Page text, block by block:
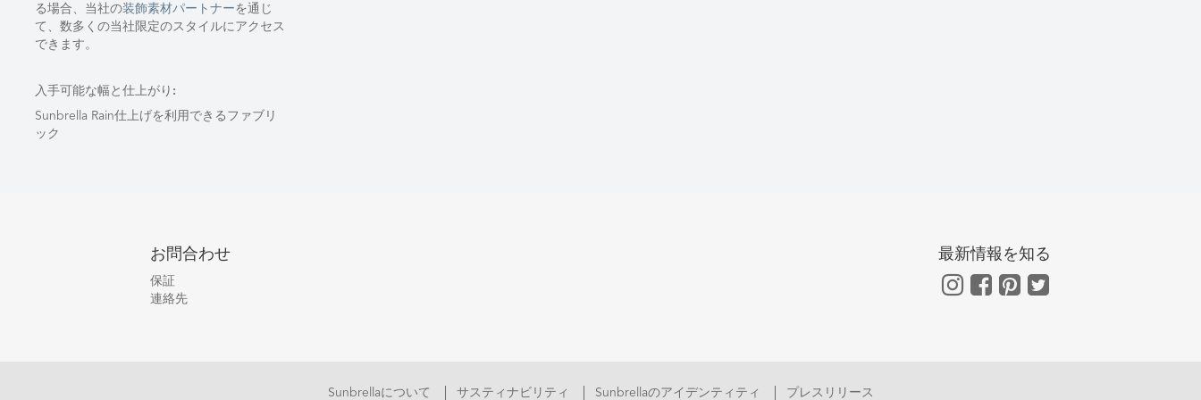
る場合、当社の装飾素材パートナーを通じ
て、数多くの当社限定のスタイルにアクセス
できます。
入手可能な幅と仕上がり:
Sunbrella Rain仕上げを利用できるファブリ
ック
お問合わせ
保証
連絡先
最新情報を知る
Sunbrellaについて サスティナビリティ Sunbrellaのアイデンティティ プレスリリース